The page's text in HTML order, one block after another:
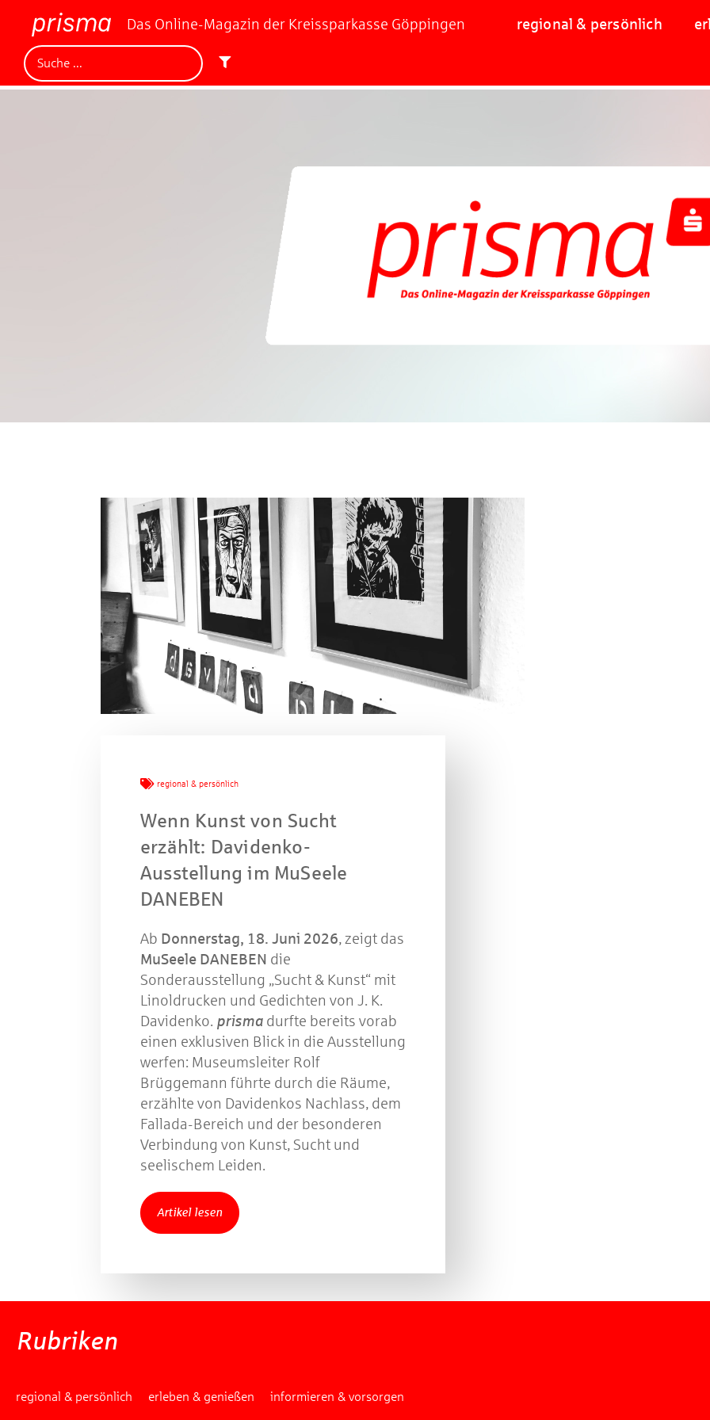
Das Online-Magazin der Kreissparkasse Göppingen regional & persönlich
regional & persönlich
Wenn Kunst von Sucht
erzählt: Davidenko-
Ausstellung im MuSeele
DANEBEN
Ab Donnerstag, 18. Juni 2026, zeigt das
MuSeele DANEBEN die
Sonderausstellung „Sucht & Kunst“ mit
Linoldrucken und Gedichten von J. K.
Davidenko. prisma durfte bereits vorab
einen exklusiven Blick in die Ausstellung
werfen: Museumsleiter Rolf
Brüggemann führte durch die Räume,
erzählte von Davidenkos Nachlass, dem
Fallada-Bereich und der besonderen
Verbindung von Kunst, Sucht und
seelischem Leiden.
Artikel lesen
Rubriken
regional & persönlich erleben & genießen informieren & vorsorgen
Jetzt mitmachen und